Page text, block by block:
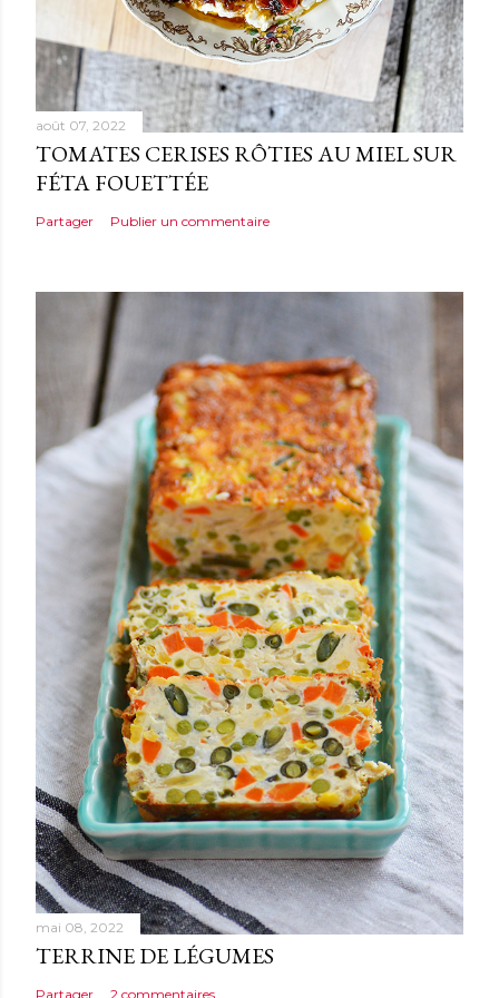
août 07, 2022
TOMATES CERISES RÔTIES AU MIEL SUR
FÉTA FOUETTÉE
Partager Publier un commentaire
mai 08, 2022
TERRINE DE LÉGUMES
Partager 2 commentaires